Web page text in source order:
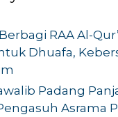
RAA Al-
Dhuafa,
Padang
Asrama